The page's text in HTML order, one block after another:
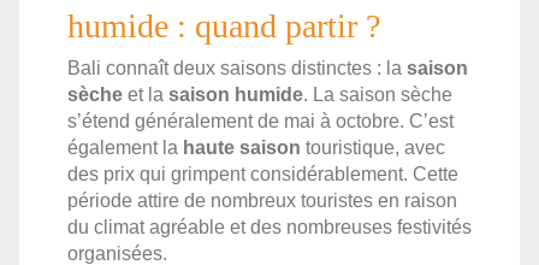
humide : quand partir ?
Bali connaît deux saisons distinctes : la saison
sèche et la saison humide. La saison sèche
s’étend généralement de mai à octobre. C’est
également la haute saison touristique, avec
des prix qui grimpent considérablement. Cette
période attire de nombreux touristes en raison
du climat agréable et des nombreuses festivités
organisées.